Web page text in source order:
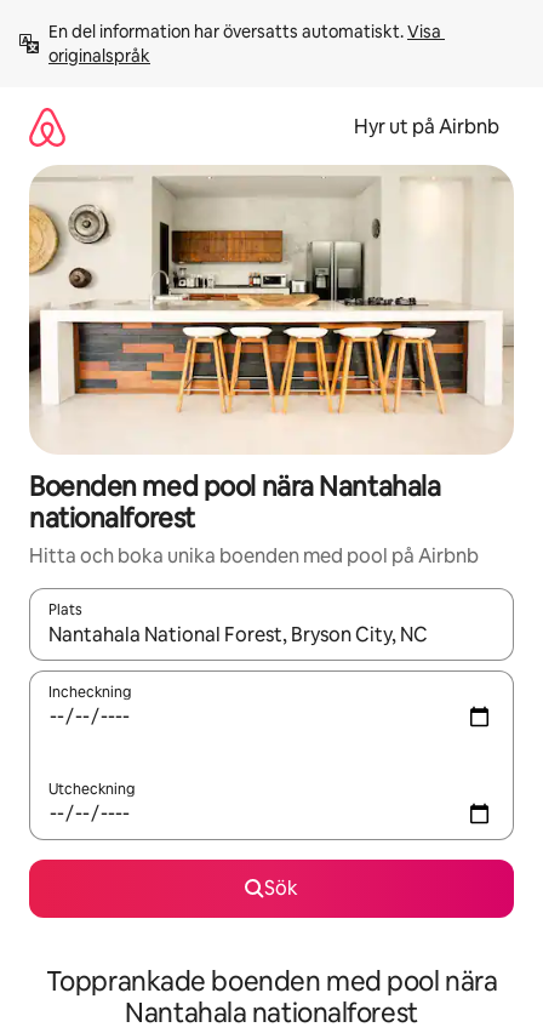
innehåll
En del information har översatts automatiskt. Visa
originalspråk
Hyr ut på Airbnb
Boenden med pool nära Nantahala
nationalforest
Hitta och boka unika boenden med pool på Airbnb
Plats
När resultaten är tillgängliga kan du navigera med upp- och
Incheckning
Utcheckning
Sök
Topprankade boenden med pool nära
Nantahala nationalforest